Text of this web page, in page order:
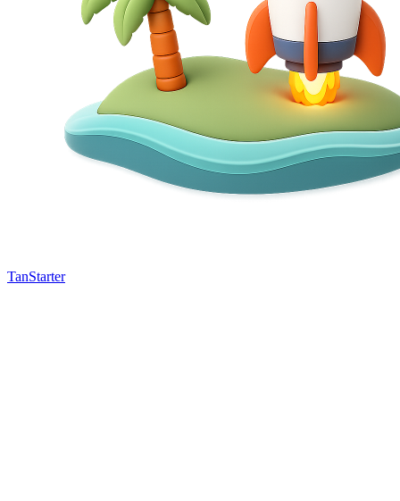
TanStarter